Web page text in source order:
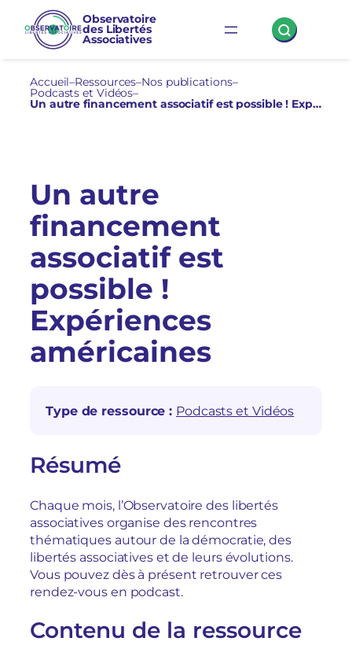
contenu
Observatoire
des Libertés
Associatives
Accueil–Ressources–Nos publications–
Podcasts et Vidéos–
Un autre financement associatif est possible ! Expériences américaines
Un autre
financement
associatif est
possible !
Expériences
américaines
Type de ressource : Podcasts et Vidéos
Résumé
Chaque mois, l’Observatoire des libertés
associatives organise des rencontres
thématiques autour de la démocratie, des
libertés associatives et de leurs évolutions.
Vous pouvez dès à présent retrouver ces
rendez-vous en podcast.
Contenu de la ressource